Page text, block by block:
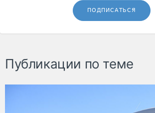
ПОДПИСАТЬСЯ
Публикации по теме